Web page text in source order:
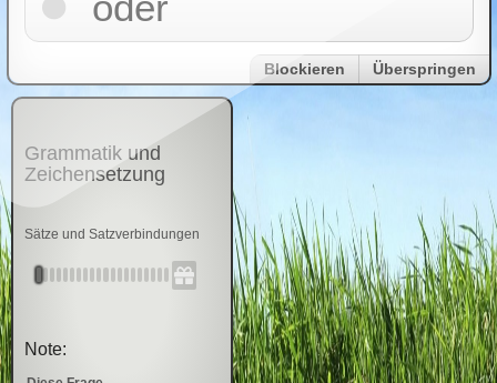
Blockieren Überspringen
Grammatik und
Zeichensetzung
Sätze und Satzverbindungen
Note: